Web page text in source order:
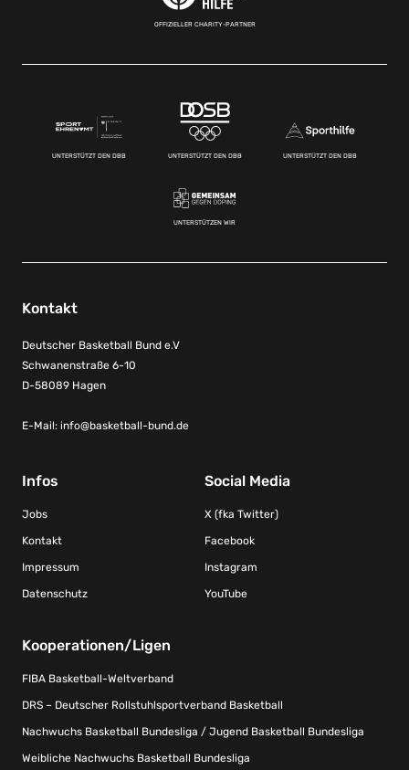
OFFIZIELLER CHARITY-PARTNER
UNTERSTÜTZT DEN DBB UNTERSTÜTZT DEN DBB UNTERSTÜTZT DEN DBB
UNTERSTÜTZEN WIR
Kontakt
Deutscher Basketball Bund e.V
Schwanenstraße 6-10
D-58089 Hagen
E-Mail: info@basketball-bund.de
Infos
Jobs
Kontakt
Impressum
Datenschutz
Social Media
X (fka Twitter)
Facebook
Instagram
YouTube
Kooperationen/Ligen
FIBA Basketball-Weltverband
DRS – Deutscher Rollstuhlsportverband Basketball
Nachwuchs Basketball Bundesliga / Jugend Basketball Bundesliga
Weibliche Nachwuchs Basketball Bundesliga